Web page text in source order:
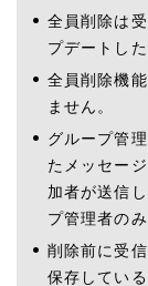
全員削除は
プデートし
全員削除機
ません。
グループ管
たメッセー
加者が送信
プ管理者のみ
削除前に受
保存してい